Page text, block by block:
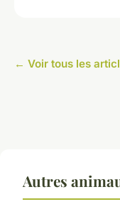
← Voir tous les
Autres